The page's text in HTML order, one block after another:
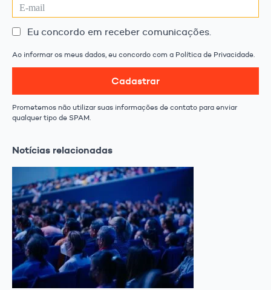
Eu concordo em receber comunicações.
Ao informar os meus dados, eu concordo com a Política de Privacidade.
Cadastrar
Prometemos não utilizar suas informações de contato para enviar
qualquer tipo de SPAM.
Notícias relacionadas